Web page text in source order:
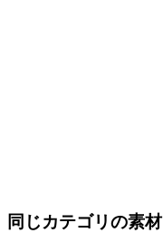
同じカテゴリの素材